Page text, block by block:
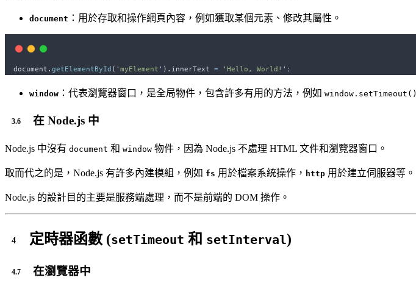
document ：用於存取和操作網頁內容，例如獲取某個元素、修改其屬性。
document . getElementById ( ' myElement ' ) . innerText = ' Hello, World! ' ;
window ：代表瀏覽器窗口，是全局物件，包含許多有用的方法，例如 window.setTimeout()
在 Node.js 中
Node.js 中沒有 document 和 window 物件，因為 Node.js 不處理 HTML 文件和瀏覽器窗口。
取而代之的是，Node.js 有許多內建模組，例如 fs 用於檔案系統操作， http 用於建立伺服器等。
Node.js 的設計目的主要是服務端處理，而不是前端的 DOM 操作。
定時器函數 (setTimeout 和 setInterval)
在瀏覽器中